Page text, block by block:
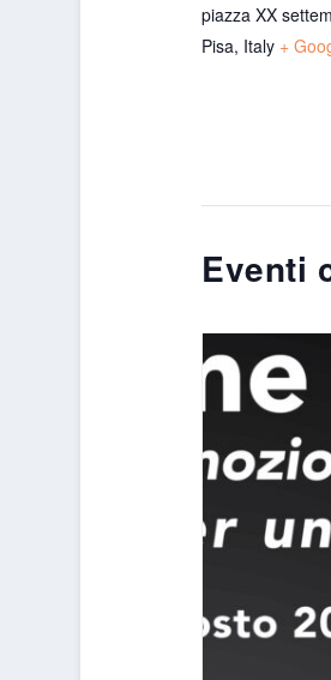
piazza XX
Pisa, Italy +
Eventi